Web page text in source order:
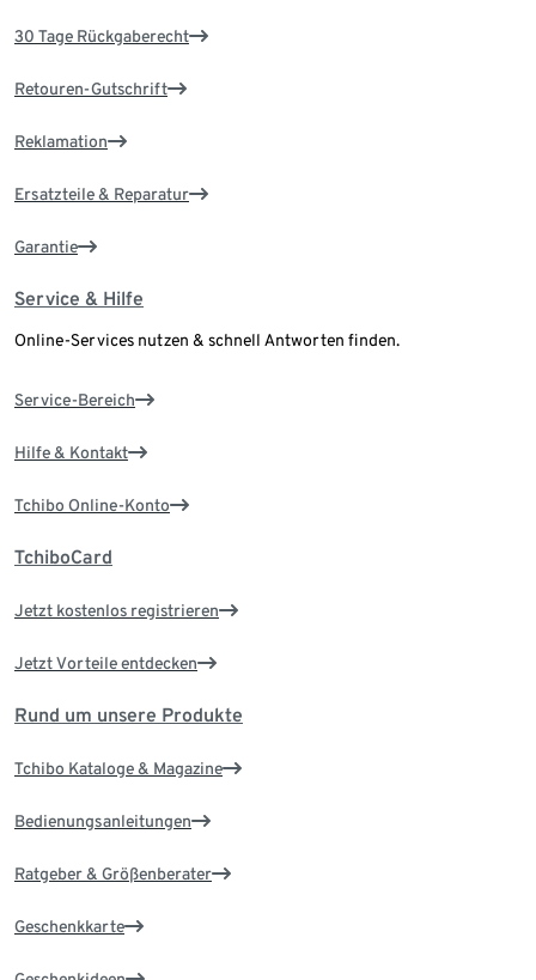
30 Tage Rückgaberecht
Retouren-Gutschrift
Reklamation
Ersatzteile & Reparatur
Garantie
Service & Hilfe
Online-Services nutzen & schnell Antworten finden.
Service-Bereich
Hilfe & Kontakt
Tchibo Online-Konto
TchiboCard
Jetzt kostenlos registrieren
Jetzt Vorteile entdecken
Rund um unsere Produkte
Tchibo Kataloge & Magazine
Bedienungsanleitungen
Ratgeber & Größenberater
Geschenkkarte